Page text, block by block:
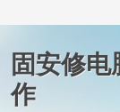
固安修
作